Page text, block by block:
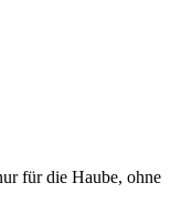
für die Haube, ohne